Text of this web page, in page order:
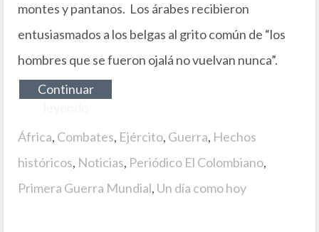
montes y pantanos. Los árabes recibieron
entusiasmados a los belgas al grito común de “los
hombres que se fueron ojalá no vuelvan nunca”.
Continuar
África, Combates, Ejército, Guerra, Hechos
históricos, Noticias, Periódico El Colombiano,
Primera Guerra Mundial, Un día como hoy